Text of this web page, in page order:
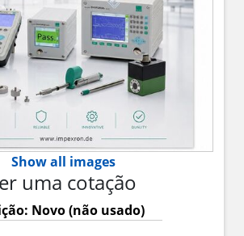
Show all images
uma cotação
Novo (não usado)